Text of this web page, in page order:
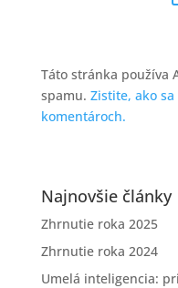
Táto stránka používa
spamu. Zistite, ako
komentároch.
Najnovšie články
Zhrnutie roka 2025
Zhrnutie roka 2024
Umelá inteligencia: